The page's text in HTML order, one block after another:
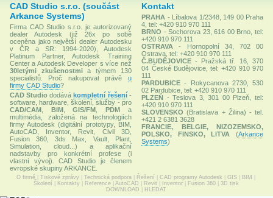
CAD Studio s.r.o. (součást
Arkance Systems)
Firma CAD Studio s.r.o. je autorizovaný
dealer Autodesk (již 26x po sobě
oceněna jako největší dealer Autodesku
v ČR a SR: 1994-2020), Autodesk
Platinum Partner, Autodesk Training
Center a Autodesk Developer s více než
30letými zkušenostmia týmem 130
specialistů. Proč nakupovat právě u
firmy CAD Studio?
CAD Studio dodávákompletní řešení-
software, hardware, školení, služby - pro
CAD/CAM
BIM,GIS/FM ,PDM a
multimédia, založená na technologiích
firmy Autodesk (digitální prototypy, BIM,
AutoCAD, Inventor, Revit, Civil 3D,
Fusion 360, 3ds Max, Vault, Plant,
Simulation, cloud...) a aplikační
nadstavby pro konkrétní profese (i
vlastní vývoj). CAD Studio je členem
evropské skupiny ARKANCE.
Kontakt
PRAHA - Líbalova 1/2348, 149 00 Praha
4, tel: +420 910 970 111
BRNO - Sochorova 23, 616 00 Brno, tel:
+420 910 970 111
OSTRAVA
- Hornopolní 34, 702 00
Ostrava, tel: +420 910 970 111
Č.BUDĚJOVICE - Pražská tř. 16, 370
04 České Budějovice, tel: +420 910 970
111
PARDUBICE - Rokycanova 2730, 530
02 Pardubice, tel: +420 910 970 111
PLZEŇ - Teslova 3, 301 00 Plzeň, tel:
+420 910 970 111
SLOVENSKO (Bratislava + Žilina) - tel.
+421 2 6381 3628
FRANCIE, BELGIE, NIZOZEMSKO,
POLSKO, FINSKO, LITVA
(Arkance
Systems)
O firmě Tiskové zprávy Technická podpora Řešení CAD programy Autodesk GIS BIM
Školení
Kontakty Reference| AutoCAD Revit Inventor| Fusion 360| 3D tisk
DOWNLOAD
HLEDAT